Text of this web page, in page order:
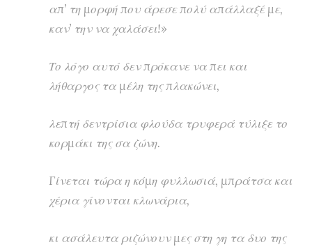
απ’ τη μορφή που άρεσε πολύ απάλλαξέ με,
καν’ την να χαλάσει!»
Το λόγο αυτό δεν πρόκανε να πει και
λήθαργος τα μέλη της πλακώνει,
λεπτή δεντρίσια φλούδα τρυφερά τύλιξε το
κορμάκι της σα ζώνη.
Γίνεται τώρα η κόμη φυλλωσιά, μπράτσα και
χέρια γίνονται κλωνάρια,
κι ασάλευτα ριζώνουν μες στη γη τα δυο της